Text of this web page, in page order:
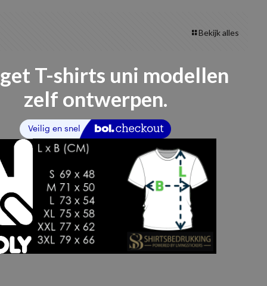
Bekijk alles
T-shirts uni modellen
zelf ontwerpen.